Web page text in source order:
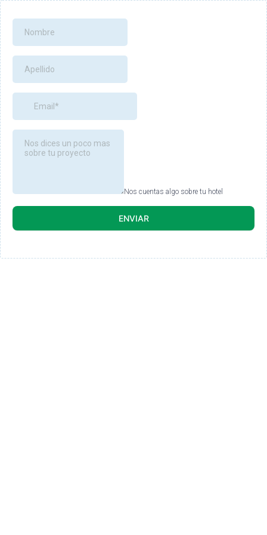
Nos cuentas algo sobre tu hotel
ENVIAR